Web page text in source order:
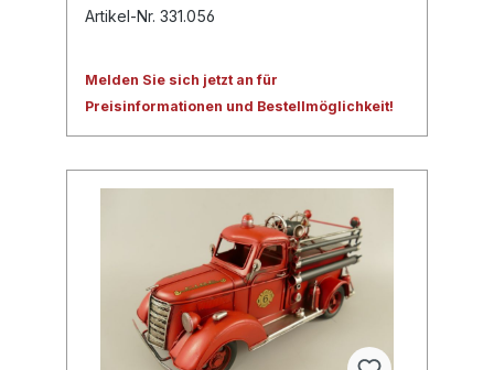
Artikel-Nr. 331.056
Melden Sie sich jetzt an für
Preisinformationen und Bestellmöglichkeit!